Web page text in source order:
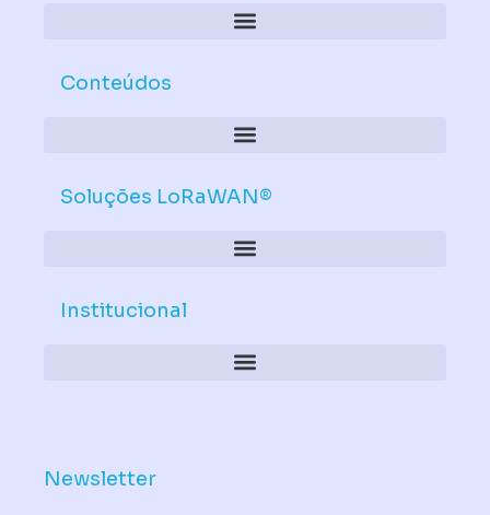
Conteúdos
Soluções LoRaWAN®
Institucional
Newsletter